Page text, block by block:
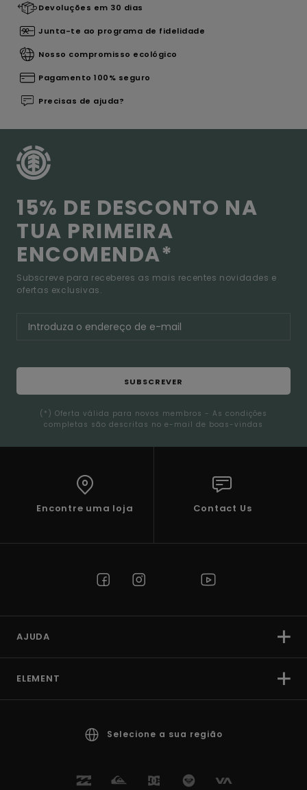
Devoluções em 30 dias
Junta-te ao programa de fidelidade
Nosso compromisso ecológico
Pagamento 100% seguro
Precisas de ajuda?
15% DE DESCONTO NA
TUA PRIMEIRA
ENCOMENDA*
Subscreve para receberes as mais recentes novidades e
ofertas exclusivas.
SUBSCREVER
(*) Oferta válida para novos membros - As condições
completas são descritas no e-mail de boas-vindas
Encontre uma loja Contact Us
AJUDA
ELEMENT
Selecione a sua região